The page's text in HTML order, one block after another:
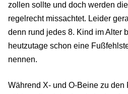
zollen sollte und doch werden
regelrecht missachtet. Leider
denn rund jedes 8. Kind im Alter
heutzutage schon eine
nennen.
Während X- und O-Beine zu den